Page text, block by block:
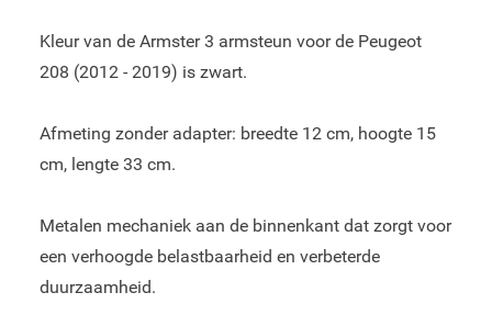
Kleur van de Armster 3 armsteun voor de Peugeot
208 (2012 - 2019) is zwart.
Afmeting zonder adapter: breedte 12 cm, hoogte 15
cm, lengte 33 cm.
Metalen mechaniek aan de binnenkant dat zorgt voor
een verhoogde belastbaarheid en verbeterde
duurzaamheid.